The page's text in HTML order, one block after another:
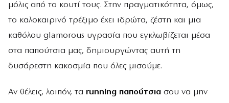
μόλις από το κουτί τους. Στην πραγματικότητα, όμως,
το καλοκαιρινό τρέξιμο έχει ιδρώτα, ζέστη και μια
καθόλου glamorous υγρασία που εγκλωβίζεται μέσα
στα παπούτσια μας, δημιουργώντας αυτή τη
δυσάρεστη κακοσμία που όλες μισούμε.
Αν θέλεις, λοιπόν, τα running παπούτσια σου να μην